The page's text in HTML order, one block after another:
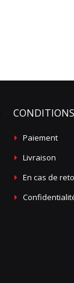
Paiement
Livraison
En cas de